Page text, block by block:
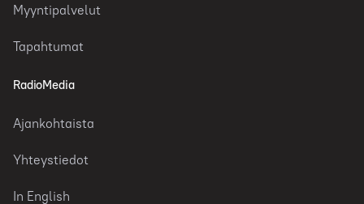
Myyntipalvelut
Tapahtumat
RadioMedia
Ajankohtaista
Yhteystiedot
In English